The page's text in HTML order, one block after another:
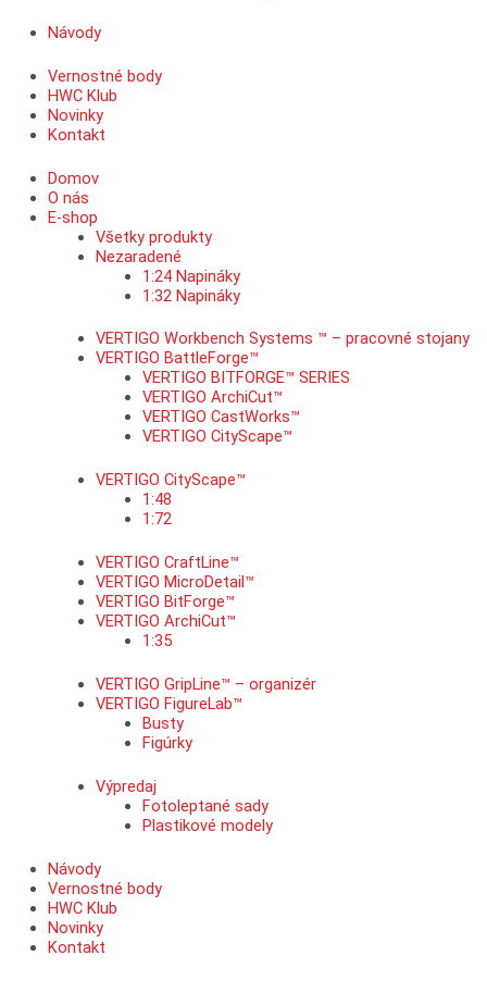
Návody
Vernostné body
HWC Klub
Novinky
Kontakt
Domov
O nás
E-shop
Všetky produkty
Nezaradené
1:24 Napináky
1:32 Napináky
VERTIGO Workbench Systems ™ – pracovné stojany
VERTIGO BattleForge™
VERTIGO BITFORGE™ SERIES
VERTIGO ArchiCut™
VERTIGO CastWorks™
VERTIGO CityScape™
VERTIGO CityScape™
1:48
1:72
VERTIGO CraftLine™
VERTIGO MicroDetail™
VERTIGO BitForge™
VERTIGO ArchiCut™
1:35
VERTIGO GripLine™ – organizér
VERTIGO FigureLab™
Busty
Figúrky
Výpredaj
Fotoleptané sady
Plastikové modely
Návody
Vernostné body
HWC Klub
Novinky
Kontakt